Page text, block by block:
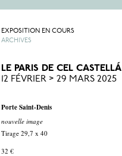
EXPOSITION EN COURS
ARCHIVES
LE PARIS DE CEL CASTELLÁ
12 FÉVRIER > 29 MARS 2025
Porte Saint-Denis
nouvelle image
Tirage 29,7 x 40
32 €